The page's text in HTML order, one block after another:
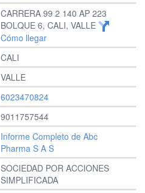
CARRERA 99 2 140 AP 223
BOLQUE 6, CALI, VALLE
Cómo llegar
CALI
VALLE
6023470824
9011757544
Informe Completo de Abc
Pharma S A S
SOCIEDAD POR ACCIONES
SIMPLIFICADA